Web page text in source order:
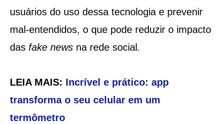
usuários do uso dessa tecnologia e prevenir
mal-entendidos, o que pode reduzir o impacto
das fake news na rede social .
LEIA MAIS: Incrível e prático: app
transforma o seu celular em um
termômetro